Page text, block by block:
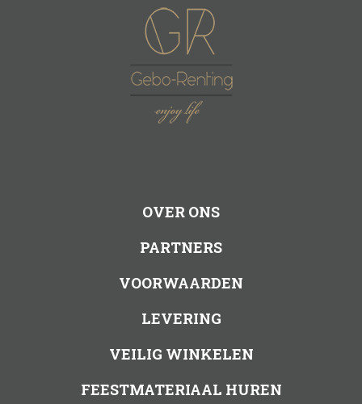
OVER ONS
PARTNERS
VOORWAARDEN
LEVERING
VEILIG WINKELEN
FEESTMATERIAAL HUREN